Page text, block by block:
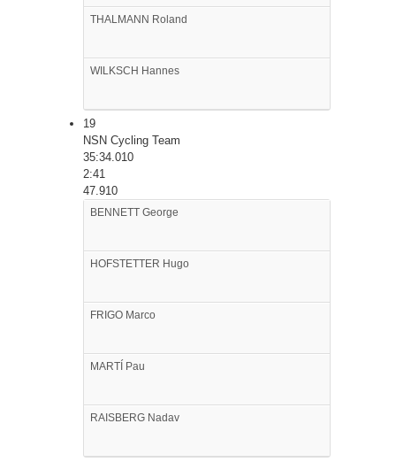
THALMANN Roland
WILKSCH Hannes
19
NSN Cycling Team
35:34.010
2:41
47.910
BENNETT George
HOFSTETTER Hugo
FRIGO Marco
MARTÍ Pau
RAISBERG Nadav